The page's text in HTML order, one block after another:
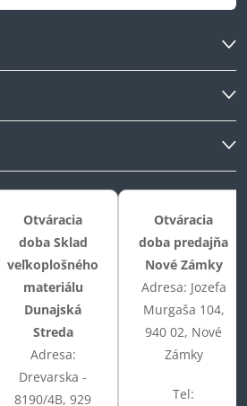
Otváracia
doba Sklad
veľkoplošného
materiálu
Dunajská
Streda
Adresa:
Drevarska -
8190/4B, 929
Otváracia
doba predajňa
Nové Zámky
Adresa: Jozefa
Murgaša 104,
940 02, Nové
Zámky
Tel: